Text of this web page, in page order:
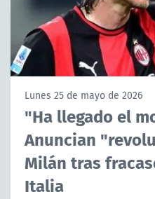
PROGRAMAS
TELESERIES
ACTUALIDAD Y
CORPORATIVO Y
Lunes 25 de mayo de 2026
"Ha llegado el
Anuncian
Milán tras
Italia